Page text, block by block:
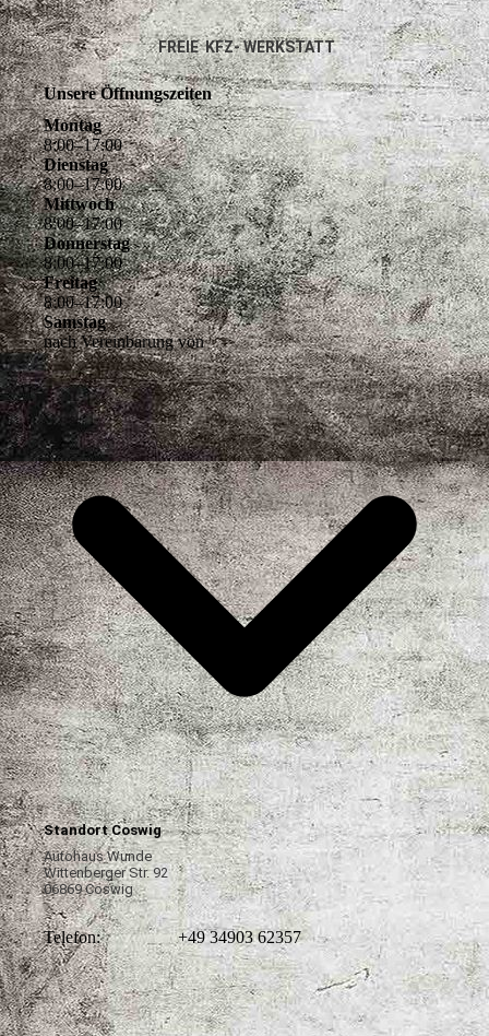
FREIE KFZ- WERKSTATT
Unsere Öffnungszeiten
Montag
8:00–17:00
Dienstag
8:00–17:00
Mittwoch
8:00–17:00
Donnerstag
8:00–17:00
Freitag
8:00–17:00
Samstag
nach Vereinbarung von
Standort Coswig
Autohaus Wunde
Wittenberger Str. 92
06869 Coswig
Telefon: +49 34903 62357